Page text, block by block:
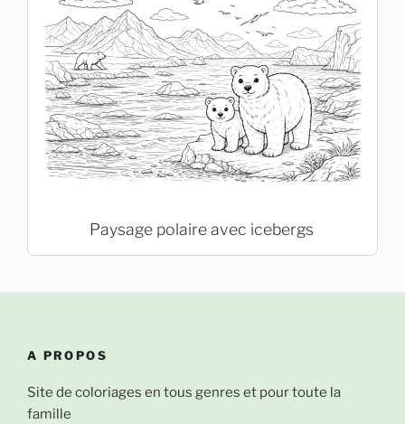
Paysage polaire avec icebergs
A PROPOS
Site de coloriages en tous genres et pour toute la
famille